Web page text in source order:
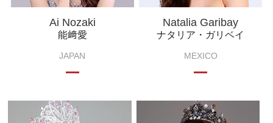
Ai Nozaki
能﨑愛
JAPAN
Natalia Garibay
ナタリア・ガリベイ
MEXICO